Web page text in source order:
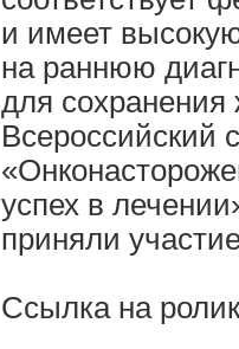
и имеет
на раннюю
для сохранения
Всероссийский
успех в
приняли
Ссылка на